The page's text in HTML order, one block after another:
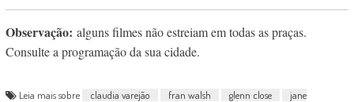
Observação: alguns filmes não estreiam em todas as praças.
Consulte a programação da sua cidade.
Leia mais sobre claudia varejão fran walsh glenn close
jane